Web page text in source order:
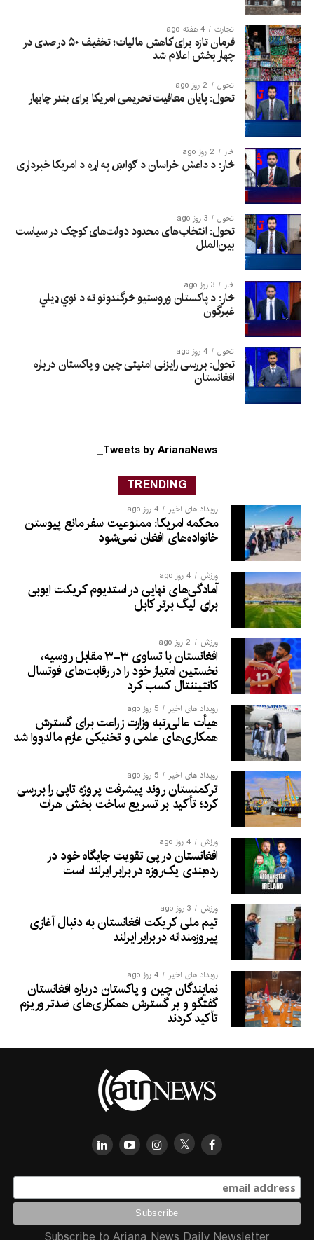
تجارت 4 هفته ago
فرمان تازه برای کاهش مالیات؛ تخفیف ۵۰ درصدی در
چهار بخش اعلام شد
تحول 2 روز ago
تحول: پایان معافیت تحریمی امریکا برای بندر چابهار
څار 2 روز ago
څار: د داعش خراسان د ګواښ په اړه د امریکا خبرداری
تحول 3 روز ago
تحول: انتخاب‌های محدود دولت‌های کوچک در سیاست
بین‌الملل
څار 3 روز ago
څار: د پاکستان وروستیو څرگندونو ته د نوي ډیلي
غبرگون
تحول 4 روز ago
تحول: بررسی رایزنی امنیتی چین و پاکستان درباره
افغانستان
Tweets by ArianaNews_
TRENDING
رویداد های اخیر 4 روز ago
محکمه امریکا: ممنوعیت سفر مانع پیوستن
خانواده‌های افغان نمی‌شود
ورزش 4 روز ago
آمادگی‌های نهایی در استدیوم کریکت ایوبی
برای لیگ برتر کابل
ورزش 2 روز ago
افغانستان با تساوی ۳-۳ مقابل روسیه،
نخستین امتیاز خود را در رقابت‌های فوتسال
کانتیننتال کسب کرد
رویداد های اخیر 5 روز ago
هیأت عالی‌رتبه وزارت زراعت برای گسترش
همکاری‌های علمی و تخنیکی عازم مالدووا شد
رویداد های اخیر 5 روز ago
ترکمنستان روند پیشرفت پروژه تاپی را بررسی
کرد؛ تأکید بر تسریع ساخت بخش هرات
ورزش 4 روز ago
افغانستان در پی تقویت جایگاه خود در
رده‌بندی یک‌روزه در برابر ایرلند است
ورزش 3 روز ago
تیم ملی کریکت افغانستان به دنبال آغازی
پیروزمندانه دربرابر ایرلند
رویداد های اخیر 4 روز ago
نمایندگان چین و پاکستان درباره افغانستان
گفتگو و بر گسترش همکاری‌های ضدتروریزم
تأکید کردند